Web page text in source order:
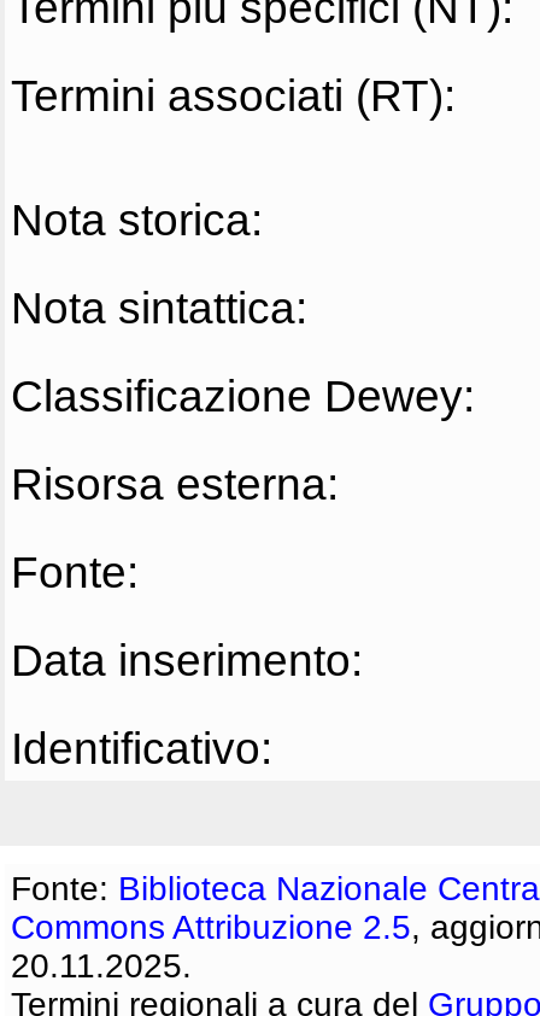
Termini associati (RT):
Nota storica:
Nota sintattica:
Classificazione Dewey:
Risorsa esterna:
Fonte:
Data inserimento:
Identificativo:
Fonte: Biblioteca Nazionale
Commons Attribuzione 2.5,
20.11.2025.
Termini regionali a cura del